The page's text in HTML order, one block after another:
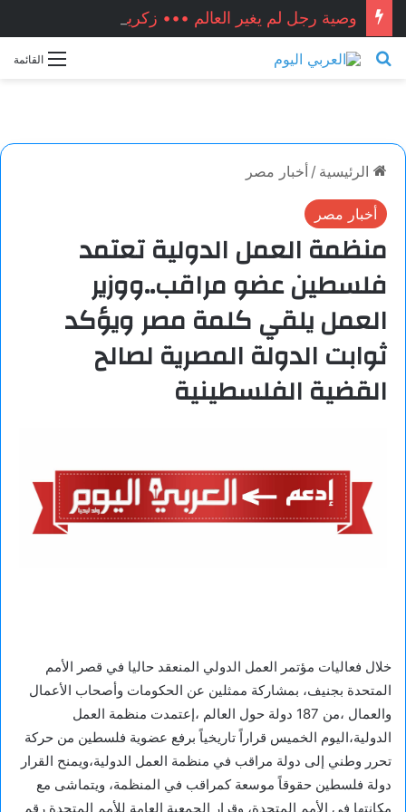
القائمة بحث عن
الرئيسية / أخبار مصر
أخبار مصر
منظمة العمل الدولية تعتمد
فلسطين عضو مراقب..ووزير
العمل يلقي كلمة مصر ويؤكد
ثوابت الدولة المصرية لصالح
القضية الفلسطينية
خلال فعاليات مؤتمر العمل الدولي المنعقد حاليا في قصر الأمم
المتحدة بجنيف، بمشاركة ممثلين عن الحكومات وأصحاب الأعمال
والعمال ،من 187 دولة حول العالم ،إعتمدت منظمة العمل
الدولية،اليوم الخميس قراراً تاريخياً برفع عضوية فلسطين من حركة
تحرر وطني إلى دولة مراقب في منظمة العمل الدولية،ويمنح القرار
دولة فلسطين حقوقاً موسعة كمراقب في المنظمة، ويتماشى مع
مكانتها في الأمم المتحدة، وقرار الجمعية العامة للأمم المتحدة رقم